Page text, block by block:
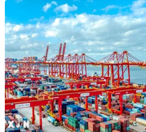
7 học sinh đội tuyển Việt Nam đoạt
huy chương tại Olympic AI quốc tế
07/08/2026 15:27
Bảo đảm chính xác, công khai điểm
chuẩn tuyển sinh các trường quân
đội